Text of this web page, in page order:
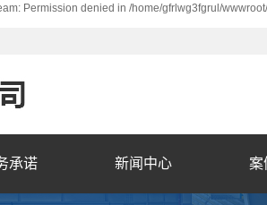
Permission denied in /home/gfrlwg3fgrul/
承诺 新闻中心 案